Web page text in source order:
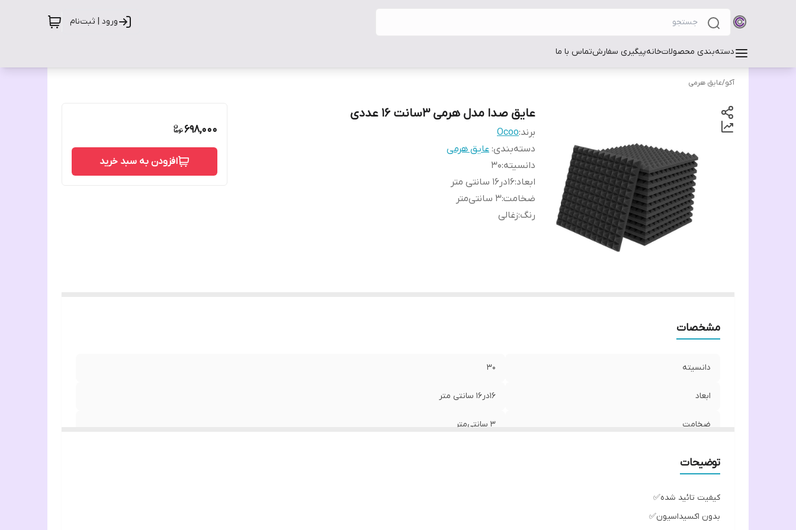
ورود | ثبت‌نام
دسته‌بندی محصولاتخانهپیگیری سفارشتماس با ما
آکو/عایق هرمی
عایق صدا مدل هرمی ۳سانت ۱۶ عددی
برند:Ocoo
دسته‌بندی: عایق هرمی
دانسیته:۳۰
ابعاد:۱۶در۱۶ سانتی متر
ضخامت:۳ سانتی‌متر
رنگ:زغالی
698,000
افزودن به سبد خرید
مشخصات
دانسیته ۳۰
ابعاد ۱۶در۱۶ سانتی متر
ضخامت ۳ سانتی‌متر
توضیحات
کیفیت تائید شده✅
بدون اکسیداسیون✅